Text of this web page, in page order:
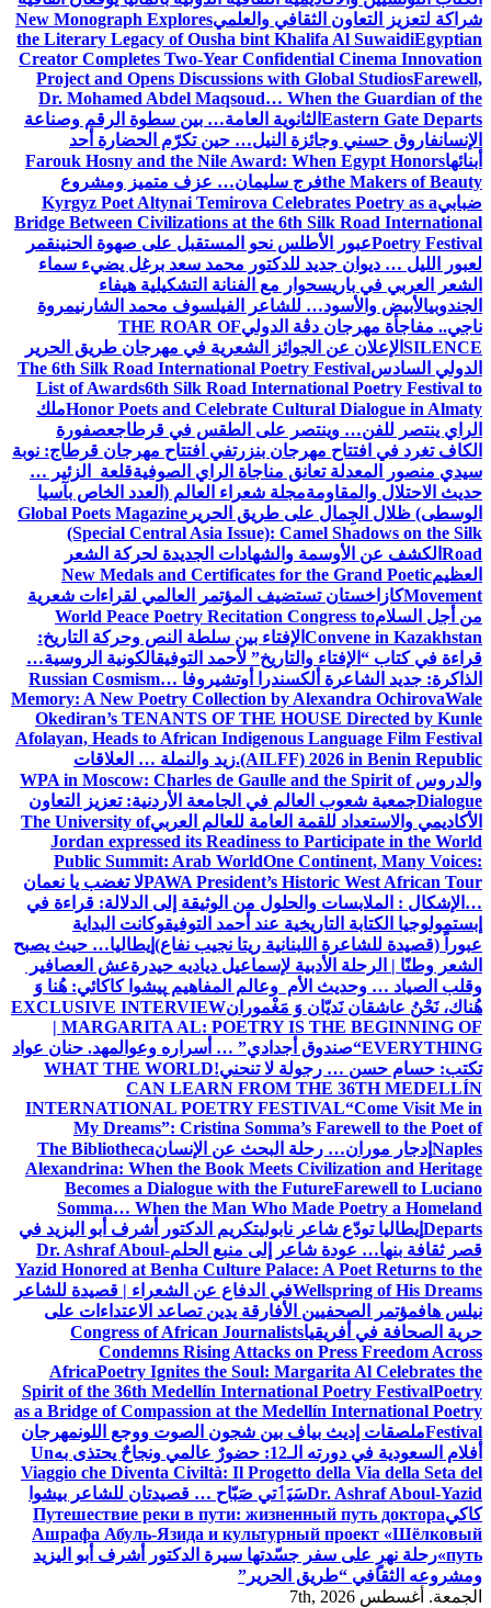
شراكة لتعزيز التعاون الثقافي والعلميNew Monograph Explores
the Literary Legacy of Ousha bint Khalifa Al SuwaidiEgyptian
Creator Completes Two-Year Confidential Cinema Innovation
Project and Opens Discussions with Global StudiosFarewell,
Dr. Mohamed Abdel Maqsoud… When the Guardian of the
Eastern Gate Departs الثانوية العامة… بين سطوة الرقم وصناعة
الإنسانفاروق حسني وجائزة النيل… حين تكرّم الحضارة أحد
أبنائهاFarouk Hosny and the Nile Award: When Egypt Honors
the Makers of Beautyفرج سليمان… عزف متميز ومشروع
ضبابيKyrgyz Poet Altynai Temirova Celebrates Poetry as a
Bridge Between Civilizations at the 6th Silk Road International
Poetry Festivalعبور الأطلس نحو المستقبل على صهوة الحنينقمر
لعبور الليل … ديوان جديد للدكتور محمد سعد برغل يضيء سماء
الشعر العربي في باريسحوار مع الفنانة التشكيلية هيفاء
الجندوبيالأبيض والأسود… للشاعر الفيلسوف محمد الشارنيمروة
ناجي.. مفاجأة مهرجان دڨة الدوليTHE ROAR OF
SILENCE الإعلان عن الجوائز الشعرية في مهرجان طريق الحرير
الدولي السادسThe 6th Silk Road International Poetry Festival
List of Awards6th Silk Road International Poetry Festival to
Honor Poets and Celebrate Cultural Dialogue in Almatyملك
الراي ينتصر للفن… وينتصر على الطقس في قرطاجعصفورة
الكاف تغرد في افتتاح مهرجان بنزرتفي افتتاح مهرجان قرطاج: نوبة
سيدي منصور المعدلة تعانق مناجاة الراي الصوفيةقلعة الزئير …
حديث الاحتلال والمقاومةمجلة شعراء العالم (العدد الخاص بآسيا
الوسطى) ظلال الجِمال على طريق الحرير Global Poets Magazine
(Special Central Asia Issue): Camel Shadows on the Silk
Road الكشف عن الأوسمة والشهادات الجديدة لحركة الشعر
العظيمNew Medals and Certificates for the Grand Poetic
Movementكازاخستان تستضيف المؤتمر العالمي لقراءات شعرية
من أجل السلامWorld Peace Poetry Recitation Congress to
Convene in Kazakhstan الإفتاء بين سلطة النص وحركة التاريخ:
قراءة في كتاب “الإفتاء والتاريخ” لأحمد التوفيقالكونية الروسية…
الذاكرة: جديد الشاعرة ألكسندرا أوتشيروفا Russian Cosmism…
Memory: A New Poetry Collection by Alexandra OchirovaWale
Okediran’s TENANTS OF THE HOUSE Directed by Kunle
Afolayan, Heads to African Indigenous Language Film Festival
(AILFF) 2026 in Benin Republic. زيد والنملة … العلاقات
والدروسWPA in Moscow: Charles de Gaulle and the Spirit of
Dialogueجمعية شعوب العالم في الجامعة الأردنية: تعزيز التعاون
الأكاديمي والاستعداد للقمة العامة للعالم العربيThe University of
Jordan expressed its Readiness to Participate in the World
Public Summit: Arab WorldOne Continent, Many Voices:
PAWA President’s Historic West African Tourلا تغضب يا نعمان
…الإشكال : الملابسات والحلول من الوثيقة إلى الدلالة: قراءة في
إبستمولوجيا الكتابة التاريخية عند أحمد التوفيقوكانت البداية
عبوراً (قصيدة للشاعرة اللبنانية ريتا نجيب نفاع) إيطاليا… حيث يصبح
الشعر وطنًا | الرحلة الأدبية لإسماعيل دياديه حيدرةعش العصافير
وقلب الصياد … وحديث الأم وعالم المفاهيم پیشوا کاکائي: هُنا وَ
هُناك، نَحْنُ عاشقان نَديّان وَ مَغْمورانEXCLUSIVE INTERVIEW
| MARGARITA AL: POETRY IS THE BEGINNING OF
EVERYTHING“صندوق أجدادي” … أسراره وعوالمهد. حنان عواد
تكتب: حسام حسن … رجولة لا تنحني!WHAT THE WORLD
CAN LEARN FROM THE 36TH MEDELLÍN
INTERNATIONAL POETRY FESTIVAL“Come Visit Me in
My Dreams”: Cristina Somma’s Farewell to the Poet of
Naples إدجار موران… رحلة البحث عن الإنسانThe Bibliotheca
Alexandrina: When the Book Meets Civilization and Heritage
Becomes a Dialogue with the FutureFarewell to Luciano
Somma… When the Man Who Made Poetry a Homeland
Departs إيطاليا تودّع شاعر نابوليتكريم الدكتور أشرف أبو اليزيد في
قصر ثقافة بنها… عودة شاعر إلى منبع الحلمDr. Ashraf Aboul-
Yazid Honored at Benha Culture Palace: A Poet Returns to the
Wellspring of His Dreamsفي الدفاع عن الشعراء | قصيدة للشاعر
نيلس هافمؤتمر الصحفيين الأفارقة يدين تصاعد الاعتداءات على
حرية الصحافة في أفريقياCongress of African Journalists
Condemns Rising Attacks on Press Freedom Across
AfricaPoetry Ignites the Soul: Margarita Al Celebrates the
Spirit of the 36th Medellín International Poetry FestivalPoetry
as a Bridge of Compassion at the Medellín International Poetry
Festivalملصقات إديث بياف بين شجون الصوت ووجع اللونمهرجان
أفلام السعودية في دورته الـ12: حضورٌ عالمي ونجاحٌ يحتذى به
Un
Viaggio che Diventa Civiltà: Il Progetto della Via della Seta del
Dr. Ashraf Aboul-Yazidسَيَٲتي صَبّاح … قصيدتان للشاعر بيشوا
كاكيПутешествие реки в пути: жизненный путь доктора
Ашрафа Абуль-Язида и культурный проект «Шёлковый
путь» رحلة نهرٍ على سفر جسّدتها سيرة الدكتور أشرف أبو اليزيد
ومشروعه الثقافي “طريق الحرير”
الجمعة. أغسطس 7th, 2026